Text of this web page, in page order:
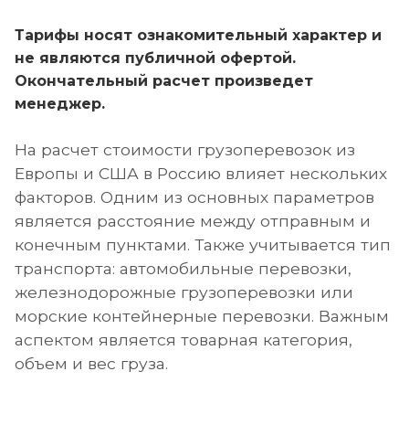
Тарифы носят ознакомительный характер и
не являются публичной офертой.
Окончательный расчет произведет
менеджер.
На расчет стоимости грузоперевозок из
Европы и США в Россию влияет нескольких
факторов. Одним из основных параметров
является расстояние между отправным и
конечным пунктами. Также учитывается тип
транспорта: автомобильные перевозки,
железнодорожные грузоперевозки или
морские контейнерные перевозки. Важным
аспектом является товарная категория,
объем и вес груза.